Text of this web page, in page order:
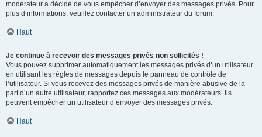
modérateur a décidé de vous empêcher d’envoyer des messages privés. Pour
plus d’informations, veuillez contacter un administrateur du forum.
Haut
Je continue à recevoir des messages privés non sollicités !
Vous pouvez supprimer automatiquement les messages privés d’un utilisateur
en utilisant les règles de messages depuis le panneau de contrôle de
l’utilisateur. Si vous recevez des messages privés de manière abusive de la
part d’un autre utilisateur, rapportez ces messages aux modérateurs. Ils
peuvent empêcher un utilisateur d’envoyer des messages privés.
Haut